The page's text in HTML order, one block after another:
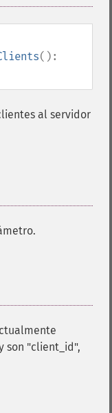
():
al servidor
son "client_id",